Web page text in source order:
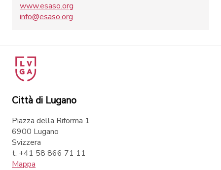
www.esaso.org
info@esaso.org
Città di Lugano
Piazza della Riforma 1
6900 Lugano
Svizzera
t. +41 58 866 71 11
Mappa